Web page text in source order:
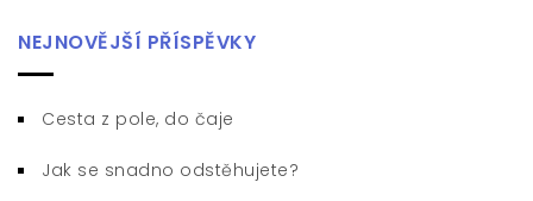
NEJNOVĚJŠÍ PŘÍSPĚVKY
Cesta z pole, do čaje
Jak se snadno odstěhujete?